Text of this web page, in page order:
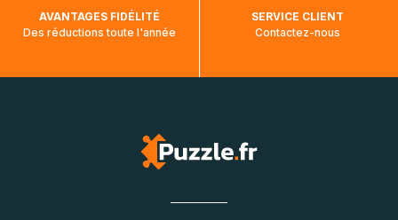
AVANTAGES FIDÉLITÉ
Des réductions toute l'année
SERVICE CLIENT
Contactez-nous